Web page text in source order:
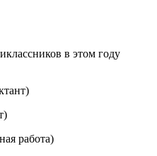
в этом году
работа)